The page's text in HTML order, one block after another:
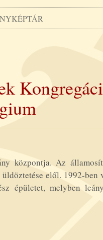
központja. Az
elől. 1992-ben
épületet, melyben